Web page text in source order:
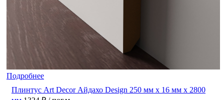
Подробнее
Плинтус Art Decor Айдахо Design 250 мм х 16 мм х 2800